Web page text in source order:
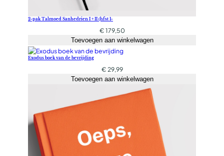
2-pak Talmoed Sanhedrien I + II (hfst 1-
€179,50
Toevoegen aan winkelwagen
Exodus boek van de bevrijding
€ 29,99
Toevoegen aan winkelwagen